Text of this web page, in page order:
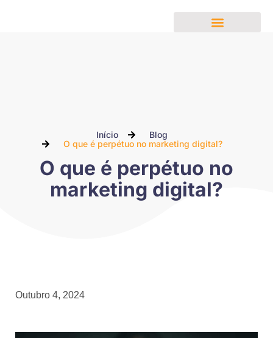
Início
Blog
O que é perpétuo no marketing digital?
O que é perpétuo no
marketing digital?
Outubro 4, 2024